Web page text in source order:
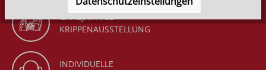
GANZJÄHRIGE
KRIPPENAUSSTELLUNG
INDIVIDUELLE